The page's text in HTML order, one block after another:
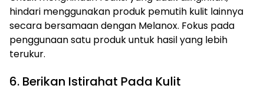
hindari menggunakan produk pemutih kulit lainnya
secara bersamaan dengan Melanox. Fokus pada
penggunaan satu produk untuk hasil yang lebih
terukur.
6. Berikan Istirahat Pada Kulit